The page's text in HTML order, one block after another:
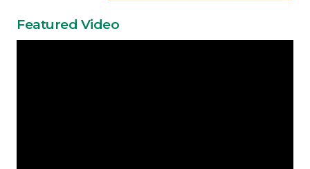
Featured Video